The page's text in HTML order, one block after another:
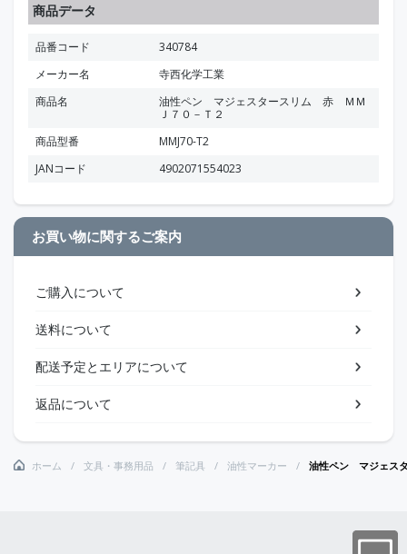
商品データ
品番コード
340784
メーカー名
寺西化学工業
商品名
油性ペン マジェスタースリム 赤 ＭＭ
Ｊ７０－Ｔ２
商品型番
MMJ70-T2
JANコード
4902071554023
お買い物に関するご案内
ご購入について
送料について
配送予定とエリアについて
返品について
ホーム 文具・事務用品 筆記具 油性マーカー 油性ペン マジェス